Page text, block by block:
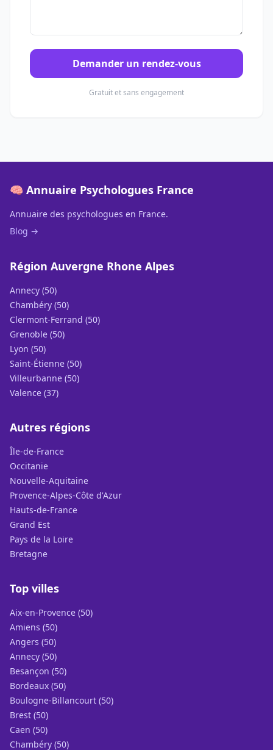
Demander un rendez-vous
Gratuit et sans engagement
🧠 Annuaire Psychologues France
Annuaire des psychologues en France.
Blog →
Région Auvergne Rhone Alpes
Annecy (50)
Chambéry (50)
Clermont-Ferrand (50)
Grenoble (50)
Lyon (50)
Saint-Étienne (50)
Villeurbanne (50)
Valence (37)
Autres régions
Île-de-France
Occitanie
Nouvelle-Aquitaine
Provence-Alpes-Côte d'Azur
Hauts-de-France
Grand Est
Pays de la Loire
Bretagne
Top villes
Aix-en-Provence (50)
Amiens (50)
Angers (50)
Annecy (50)
Besançon (50)
Bordeaux (50)
Boulogne-Billancourt (50)
Brest (50)
Caen (50)
Chambéry (50)